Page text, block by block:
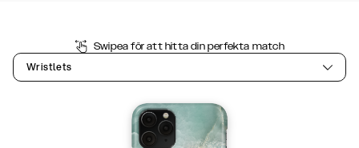
Swipea för att hitta din perfekta match
Wristlets